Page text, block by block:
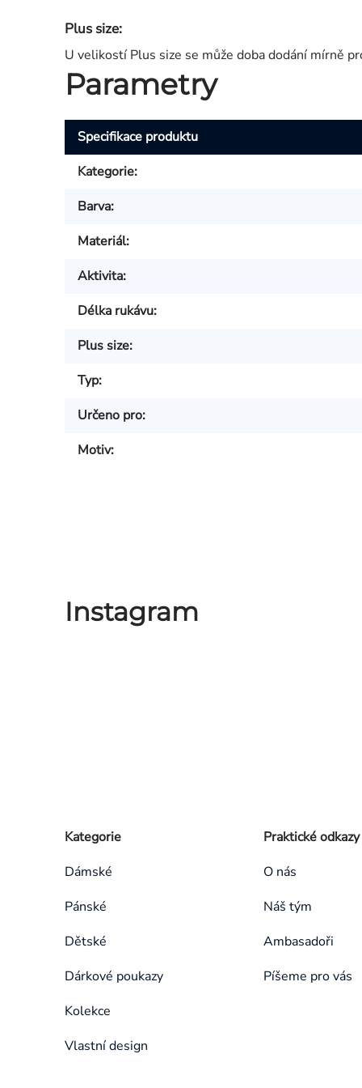
Plus size:
U velikostí Plus size se může doba dodání mírně
Parametry
Specifikace produktu
Kategorie:
Barva:
Materiál:
Aktivita:
Délka rukávu:
Plus size:
Typ:
Určeno pro:
Motiv:
Instagram
kategorie
Kategorie
Dámské
Pánské
Dětské
Dárkové poukazy
Kolekce
Vlastní design
Praktické odkazy
O nás
Náš tým
Ambasadoři
Píšeme pro vás